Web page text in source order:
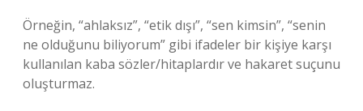
Örneğin, “ahlaksız”, “etik dışı”, “sen kimsin”, “senin
ne olduğunu biliyorum” gibi ifadeler bir kişiye karşı
kullanılan kaba sözler/hitaplardır ve hakaret suçunu
oluşturmaz.